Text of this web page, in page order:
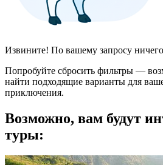
Извините! По вашему запросу
Попробуйте сбросить фильтры —
найти подходящие варианты для
приключения.
Возможно, вам будут
туры: